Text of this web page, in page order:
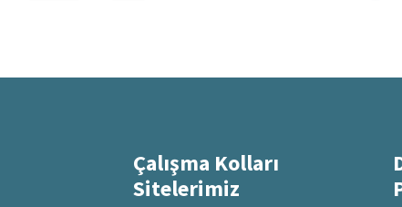
Çalışma Kolları
Sitelerimiz